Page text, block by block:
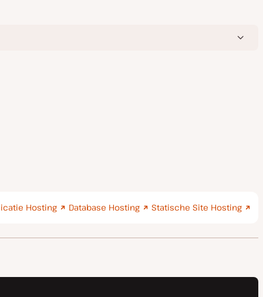
Hosting Database Hosting Statische Site Hosting